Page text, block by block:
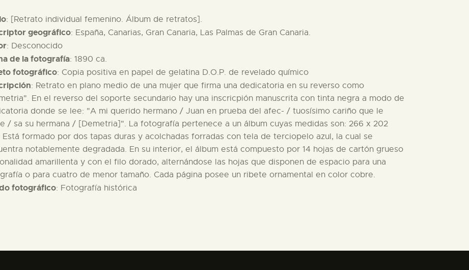
: [Retrato individual femenino. Álbum de retratos].
geográfico: España, Canarias, Gran Canaria, Las Palmas de Gran Canaria.
: Desconocido
de la fotografía: 1890 ca.
fotográfico: Copia positiva en papel de gelatina D.O.P. de revelado químico
: Retrato en plano medio de una mujer que firma una dedicatoria en su reverso como
En el reverso del soporte secundario hay una inscricpión manuscrita con tinta negra a modo de
donde se lee: "A mi querido hermano / Juan en prueba del afec- / tuosísimo cariño que le
/ sa su hermana / [Demetria]". La fotografía pertenece a un álbum cuyas medidas son: 266 x 202
Está formado por dos tapas duras y acolchadas forradas con tela de terciopelo azul, la cual se
notablemente degradada. En su interior, el álbum está compuesto por 14 hojas de cartón grueso
amarillenta y con el filo dorado, alternándose las hojas que disponen de espacio para una
o para cuatro de menor tamaño. Cada página posee un ribete ornamental en color cobre.
fotográfico: Fotografía histórica